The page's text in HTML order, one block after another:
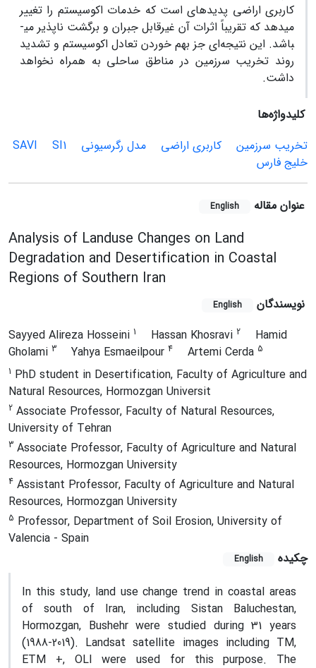
کاربری اراضی پدیده­ای است که خدمات اکوسیستم را تغییر
می­دهد که تقریباً اثرات آن غیرقابل جبران و برگشت ناپذیر می­
باشد. این نتیجه‌ای جز بهم خوردن تعادل اکوسیستم و تشدید
روند تخریب سرزمین در مناطق ساحلی به همراه نخواهد
داشت.
کلیدواژه‌ها
تخریب سرزمین
کاربری اراضی مدل رگرسیونی SAVI
SI1
خلیج فارس
عنوان مقاله English
Analysis of Landuse Changes on Land
Degradation and Desertification in Coastal
Regions of Southern Iran
نویسندگان English
Sayyed Alireza Hosseini 1 Hassan Khosravi 2
Hamid
Gholami 3 Yahya Esmaeilpour 4 Artemi Cerda 5
1 PhD student in Desertification, Faculty of Agriculture and
Natural Resources, Hormozgan Universit
2 Associate Professor, Faculty of Natural Resources,
University of Tehran
3 Associate Professor, Faculty of Agriculture and Natural
Resources, Hormozgan University
4 Assistant Professor, Faculty of Agriculture and Natural
Resources, Hormozgan University
5 Professor, Department of Soil Erosion, University of
Valencia - Spain
چکیده
English
In this study, land use change trend in coastal areas
of south of Iran, including Sistan Baluchestan,
Hormozgan, Bushehr were studied during 31 years
(1988-2019). Landsat satellite images including TM,
ETM +, OLI were used for this purpose. The